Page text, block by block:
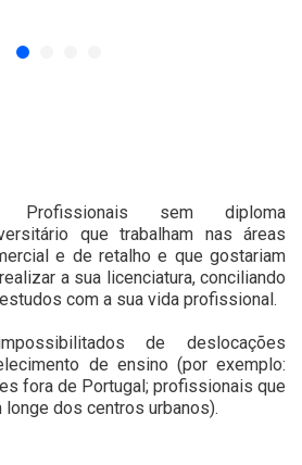
Profissionais sem diploma
que trabalham nas áreas
e de retalho e que gostariam
a sua licenciatura, conciliando
com a sua vida profissional.
de deslocações
de ensino (por exemplo:
fora de Portugal; profissionais que
dos centros urbanos).